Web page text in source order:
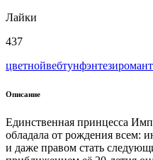
Лайки
437
цветнойвeбтунфэнтези
Описание
Единственная принцесса
обладала от рождения всем:
и даже правом стать